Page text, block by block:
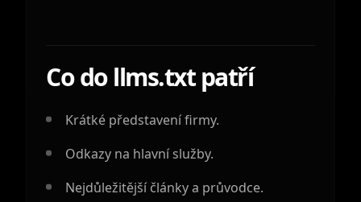
Co do llms.txt patří
Krátké představení firmy.
Odkazy na hlavní služby.
Nejdůležitější články a průvodce.